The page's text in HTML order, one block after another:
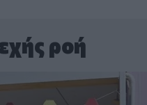
ροή